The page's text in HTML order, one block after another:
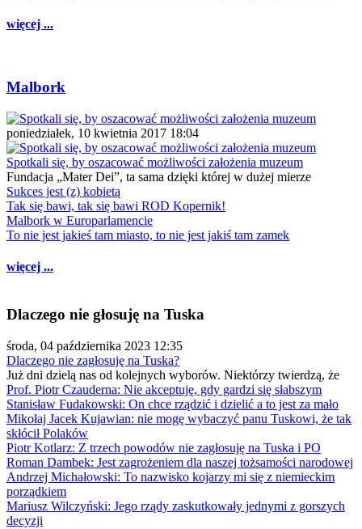
więcej ...
Malbork
poniedziałek, 10 kwietnia 2017 18:04
Spotkali się, by oszacować możliwości założenia muzeum
Fundacja „Mater Dei”, ta sama dzięki której w dużej mierze
Sukces jest (z) kobietą
Tak się bawi, tak się bawi ROD Kopernik!
Malbork w Europarlamencie
To nie jest jakieś tam miasto, to nie jest jakiś tam zamek
więcej ...
Dlaczego nie głosuję na Tuska
środa, 04 października 2023 12:35
Dlaczego nie zagłosuję na Tuska?
Już dni dzielą nas od kolejnych wyborów. Niektórzy twierdzą, że
Prof. Piotr Czauderna: Nie akceptuję, gdy gardzi się słabszym
Stanisław Fudakowski: On chce rządzić i dzielić a to jest za mało
Mikołaj Jacek Kujawian: nie mogę wybaczyć panu Tuskowi, że tak
skłócił Polaków
Piotr Kotlarz: Z trzech powodów nie zagłosuję na Tuska i PO
Roman Dambek: Jest zagrożeniem dla naszej tożsamości narodowej
Andrzej Michałowski: To nazwisko kojarzy mi się z niemieckim
porządkiem
Mariusz Wilczyński: Jego rządy zaskutkowały jednymi z gorszych
decyzji